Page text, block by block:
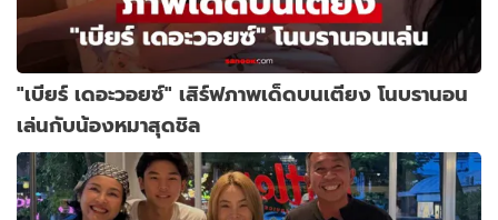
"เบียร์ เดอะวอยซ์" เสิร์ฟภาพเด็ดบนเตียง โนบรานอน
เล่นกับน้องหมาสุดชิล